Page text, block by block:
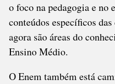
o foco na pedagogia e no
conteúdos específicos
agora são áreas do
Ensino Médio.
O Enem também está